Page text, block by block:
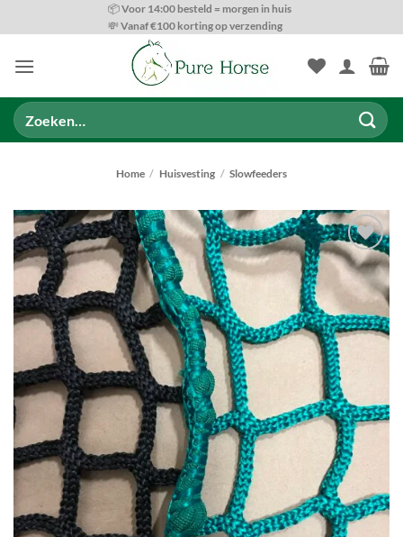
naar
📦 Voor 14:00 besteld = morgen in huis
💸 Vanaf €100 korting op verzending
Zoeken
naar:
Home / Huisvesting / Slowfeeders
Toevoegen
aan
wenslijst